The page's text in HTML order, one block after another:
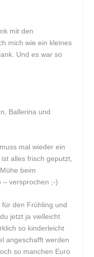
mit den
mich wie ein kleines
Und es war so
mal wieder ein
alles frisch geputzt,
beim
– versprochen ;-)
den Frühling und
jetzt ja vielleicht
so kinderleicht
angeschafft werden
so manchen Euro